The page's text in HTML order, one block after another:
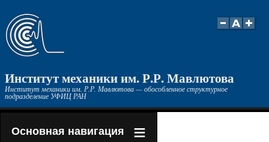
Перейти
основному
Институт механики им. Р.Р. Мавлютова
Институт механики им. Р.Р. Мавлютова — обособленное структурное
подразделение УФИЦ РАН
Основная навигация